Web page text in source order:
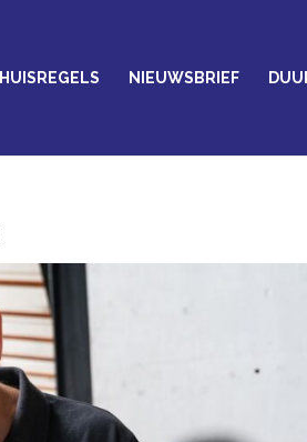
HUISREGELS NIEUWSBRIEF